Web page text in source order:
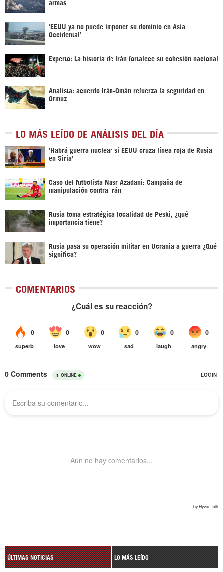
armas
‘EEUU ya no puede imponer su dominio en Asia
Occidental’
Experto: La historia de Irán fortalece su cohesión nacional
Analista: acuerdo Irán-Omán refuerza la seguridad en
Ormuz
LO MÁS LEÍDO DE ANÁLISIS DEL DÍA
‎‘Habrá guerra nuclear si EEUU cruza línea roja de Rusia
en Siria’‎
Caso del futbolista Nasr Azadani: Campaña de
manipulación contra Irán
Rusia toma estratégica localidad de Peski, ¿qué
importancia tiene?
Rusia pasa su operación militar en Ucrania a guerra ¿Qué
significa?
COMENTARIOS
ÚLTIMAS NOTICIAS LO MÁS LEÍDO